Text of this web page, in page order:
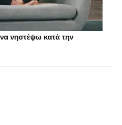
νηστέψω κατά την